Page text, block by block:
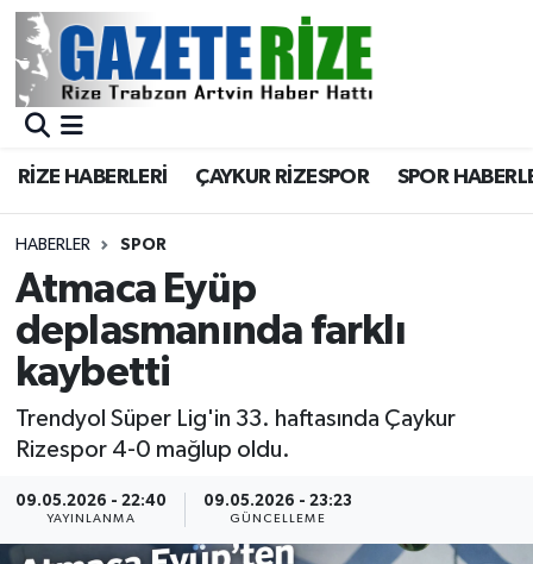
RİZE HABERLERİ ÇAYKUR RİZESPOR SPOR
HABERLER SPOR
Atmaca Eyüp
deplasmanında farklı
kaybetti
Trendyol Süper Lig'in 33. haftasında Çaykur
Rizespor 4-0 mağlup oldu.
09.05.2026 - 22:40
YAYINLANMA
09.05.2026 - 23:23
GÜNCELLEME
BÖLGEMİZ
Asayiş
Rize Jandarma Komutanlığı
Bilim Teknoloji
Bölge
Advertising news
Canlı Maç
Merkez Nöbetçi Eczaneler
Merkez Trafik Yoğunluk Haritası
Süper Lig Puan Durumu ve Fikstür
Tüm Manşetler
Son Dakika Haberleri
Haber Arşivi